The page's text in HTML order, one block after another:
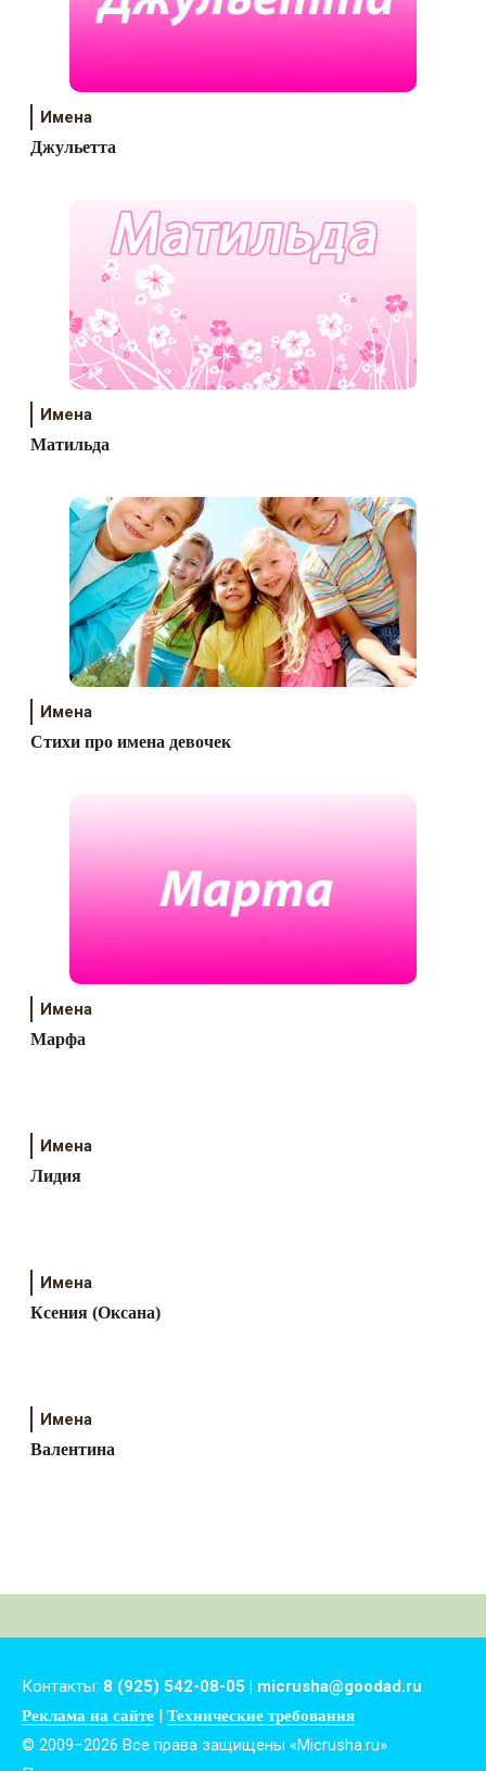
Имена
Джульетта
Имена
Матильда
Имена
Стихи про имена девочек
Имена
Марфа
Имена
Лидия
Имена
Ксения (Оксана)
Имена
Валентина
Контакты: 8 (925) 542-08-05 | micrusha@goodad.ru
Реклама на сайте | Технические требования
© 2009–2026 Все права защищены «Micrusha.ru»